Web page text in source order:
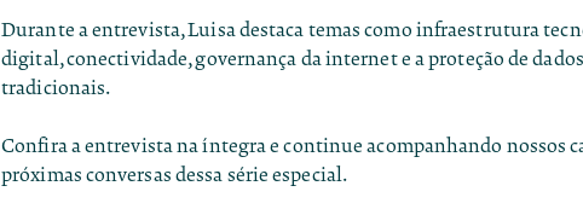
Durante a entrevista, Luisa destaca temas como infraestrutura
digital, conectividade, governança da internet e a proteção de
tradicionais.
Confira a entrevista na íntegra e continue acompanhando nossos
próximas conversas dessa série especial.